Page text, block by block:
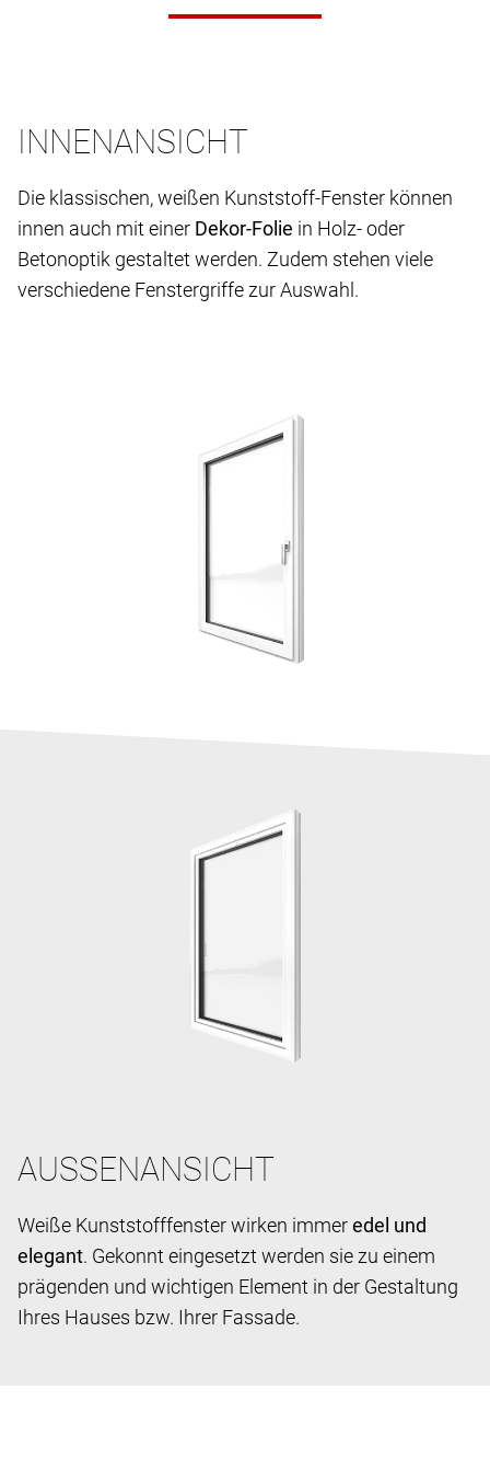
INNENANSICHT
Die klassischen, weißen Kunststoff-Fenster können
innen auch mit einer Dekor-Folie in Holz- oder
Betonoptik gestaltet werden. Zudem stehen viele
verschiedene Fenstergriffe zur Auswahl.
AUSSENANSICHT
Weiße Kunststofffenster wirken immeredel und
elegant. Gekonnt eingesetzt werden sie zu einem
prägenden und wichtigen Element in der Gestaltung
Ihres Hauses bzw. Ihrer Fassade.